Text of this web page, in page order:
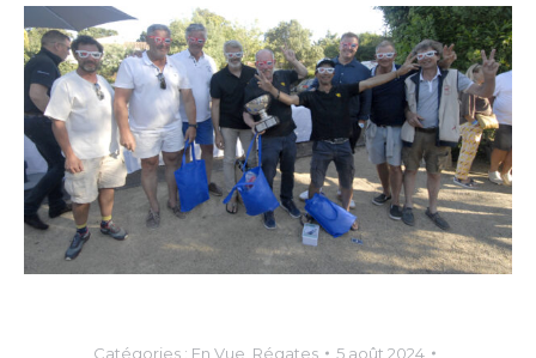
Catégories : En Vue Régates 5 août 2024